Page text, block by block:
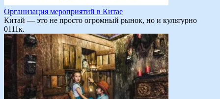
Организация мероприятий в Китае
Китай — это не просто огромный рынок, но и культурно
0111к.